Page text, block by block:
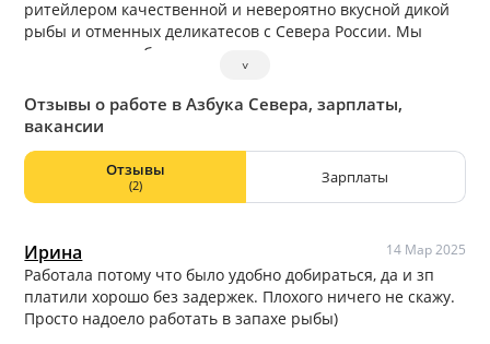
ритейлером качественной и невероятно вкусной дикой
рыбы и отменных деликатесов с Севера России. Мы
знаем, что в любом продукте питания качество превыше
всего, поэтому у нас оно всегда на высоте.
˅
Отзывы о работе в Азбука Севера, зарплаты,
вакансии
Отзывы
(2) Зарплаты
Ирина 14 Мар 2025
Работала потому что было удобно добираться, да и зп
платили хорошо без задержек. Плохого ничего не скажу.
Просто надоело работать в запахе рыбы)